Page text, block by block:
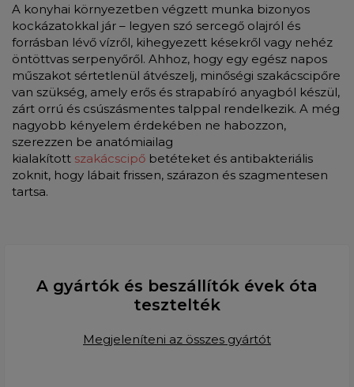
A konyhai környezetben végzett munka bizonyos
kockázatokkal jár – legyen szó sercegő olajról és
forrásban lévő vízről, kihegyezett késekről vagy nehéz
öntöttvas serpenyőről. Ahhoz, hogy egy egész napos
műszakot sértetlenül átvészelj, minőségi szakácscipőre
van szükség, amely erős és strapabíró anyagból készül,
zárt orrú és csúszásmentes talppal rendelkezik. A még
nagyobb kényelem érdekében ne habozzon,
szerezzen be anatómiailag
kialakított szakácscipő betéteket és antibakteriális
zoknit, hogy lábait frissen, szárazon és szagmentesen
tartsa.
A gyártók és beszállítók évek óta
tesztelték
Megjeleníteni az összes gyártót